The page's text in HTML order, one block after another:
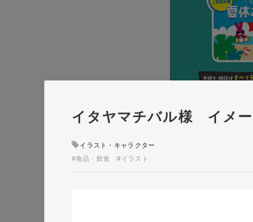
イタヤマチバル様 イメ
イラスト・キャラクター
#食品・飲食
#イラスト